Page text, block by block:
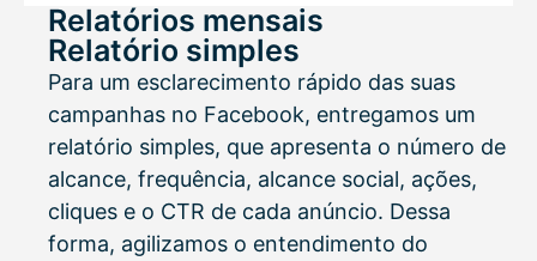
Relatórios mensais
Relatório simples
Para um esclarecimento rápido das suas
campanhas no Facebook, entregamos um
relatório simples, que apresenta o número de
alcance, frequência, alcance social, ações,
cliques e o CTR de cada anúncio. Dessa
forma, agilizamos o entendimento do